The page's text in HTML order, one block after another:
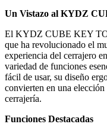
Un Vistazo al KYDZ
El KYDZ CUBE KEY
que ha revolucionado el
experiencia del cerrajero
variedad de funciones
fácil de usar, su diseño
convierten en una
cerrajería.
Funciones Destacadas